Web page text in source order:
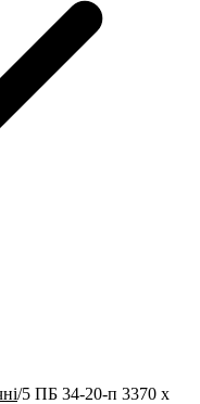
/5 ПБ 34-20-п 3370 x